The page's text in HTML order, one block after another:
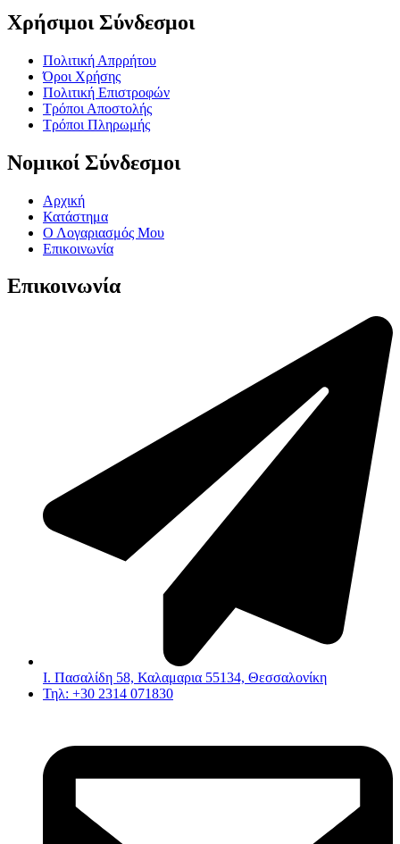
Χρήσιμοι Σύνδεσμοι
Πολιτική Απρρήτου
Όροι Χρήσης
Πολιτική Επιστροφών
Τρόποι Αποστολής
Τρόποι Πληρωμής
Νομικοί Σύνδεσμοι
Αρχική
Κατάστημα
Ο Λογαριασμός Μου
Επικοινωνία
Επικοινωνία
Ι. Πασαλίδη 58, Καλαμαρια 55134, Θεσσαλονίκη
Τηλ: +30 2314 071830